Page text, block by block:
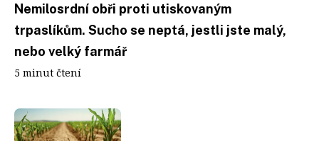
Nemilosrdní obři proti utiskovaným
trpaslíkům. Sucho se neptá, jestli jste malý,
nebo velký farmář
5 minut čtení